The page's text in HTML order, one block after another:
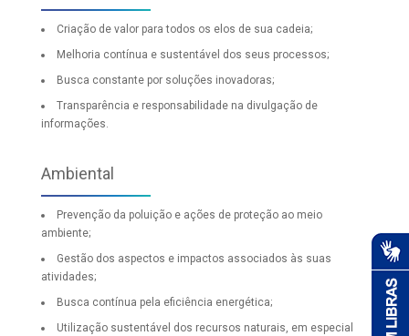
Criação de valor para todos os elos de sua cadeia;
Melhoria contínua e sustentável dos seus processos;
Busca constante por soluções inovadoras;
Transparência e responsabilidade na divulgação de
informações.
Ambiental
Prevenção da poluição e ações de proteção ao meio
ambiente;
Gestão dos aspectos e impactos associados às suas
atividades;
Busca contínua pela eficiência energética;
Utilização sustentável dos recursos naturais, em especial